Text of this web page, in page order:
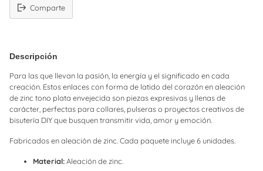
Comparte
producto
cesta
Descripción
Para las que llevan la pasión, la energía y el significado en cada
creación. Estos enlaces con forma de latido del corazón en aleación
de zinc tono plata envejecida son piezas expresivas y llenas de
carácter, perfectas para collares, pulseras o proyectos creativos de
bisutería DIY que busquen transmitir vida, amor y emoción.
Fabricados en aleación de zinc. Cada paquete incluye 6 unidades.
Material:Aleación de zinc.